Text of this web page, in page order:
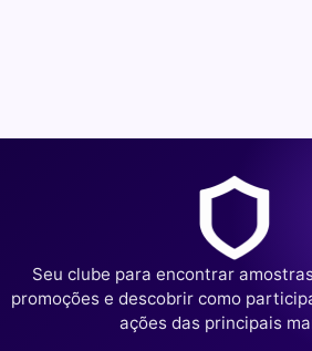
Seu clube para encontrar
promoções e descobrir como
ações das principais